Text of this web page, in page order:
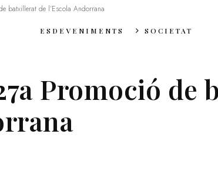
batxillerat de l’Escola Andorrana
ESDEVENIMENTS SOCIETAT
Promoció de